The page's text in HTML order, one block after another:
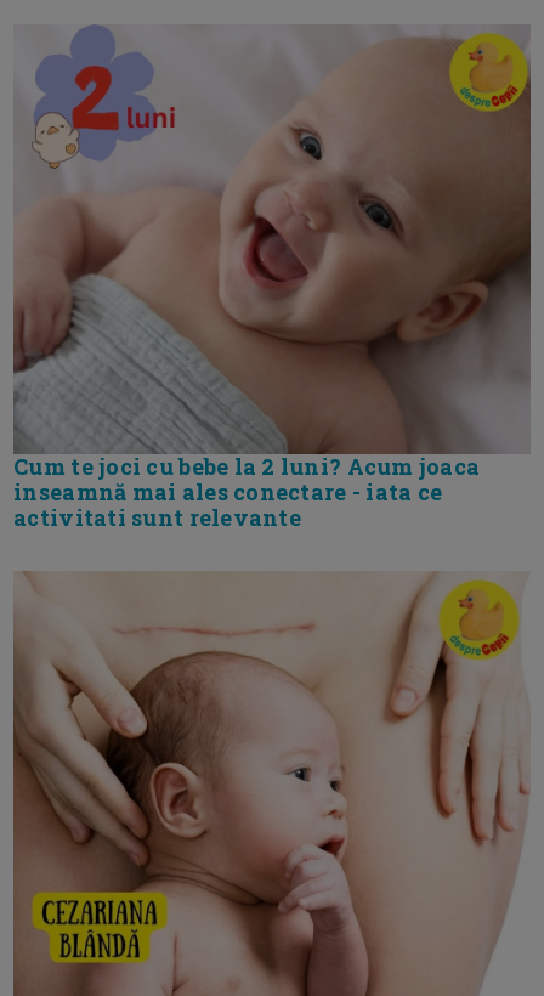
Cum te joci cu bebe la 2 luni? Acum joaca
inseamnă mai ales conectare - iata ce
activitati sunt relevante